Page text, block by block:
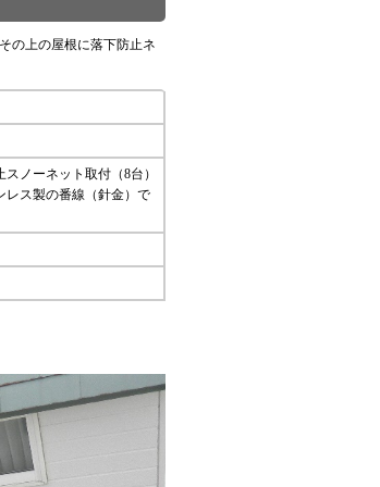
の上の屋根に落下防止ネ
ノーネット取付（8台）
レス製の番線（針金）で